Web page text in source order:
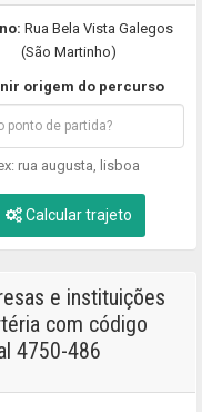
Rua Bela Vista Galegos
(São Martinho)
origem do percurso
rua augusta, lisboa
Calcular trajeto
e instituições
com código
4750-486